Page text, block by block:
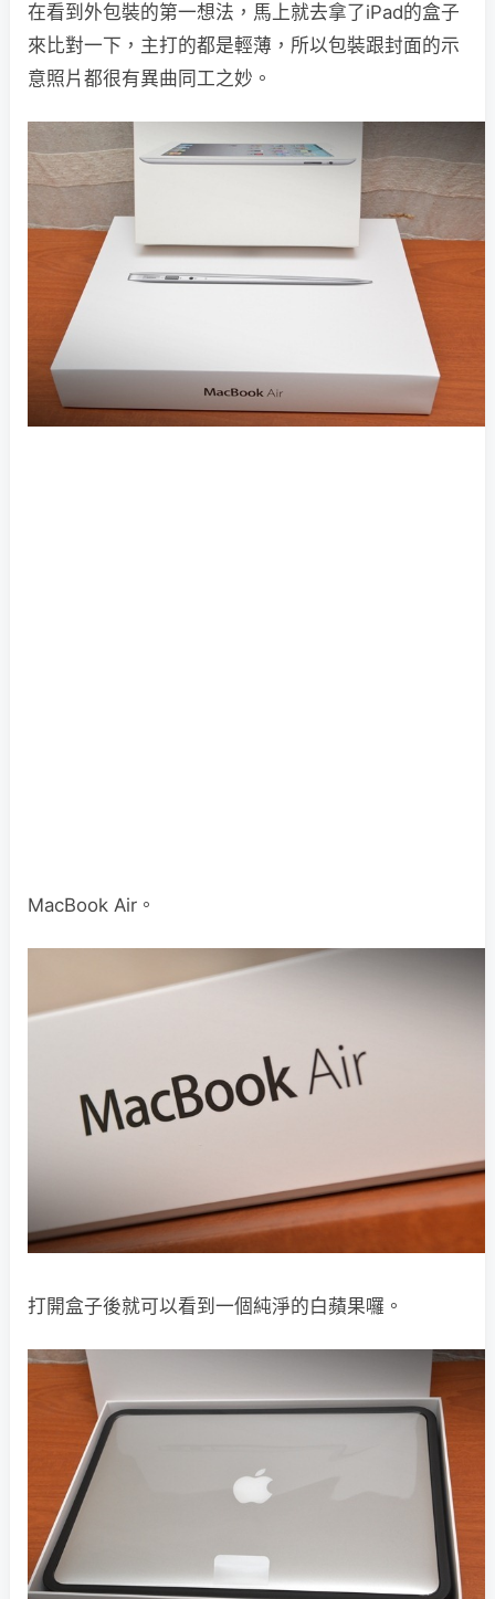
在看到外包裝的第一想法，馬上就去拿了iPad的盒子
來比對一下，主打的都是輕薄，所以包裝跟封面的示
意照片都很有異曲同工之妙。
MacBook Air。
打開盒子後就可以看到一個純淨的白蘋果囉。